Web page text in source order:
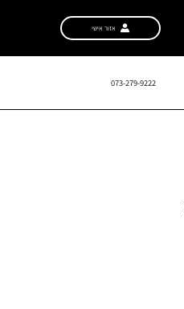
אזור אישי
073-279-9222